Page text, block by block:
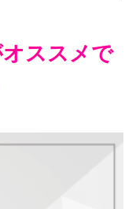
ススメで